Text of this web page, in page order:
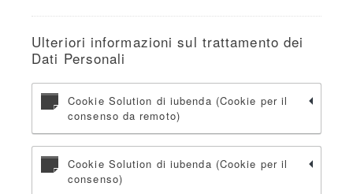
Ulteriori informazioni sul trattamento dei
Dati Personali
Cookie Solution di iubenda (Cookie per il
consenso da remoto)
Cookie Solution di iubenda (Cookie per il
consenso)